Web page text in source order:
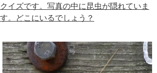
クイズです。写真の中に昆虫が隠れていま
す。どこにいるでしょう？